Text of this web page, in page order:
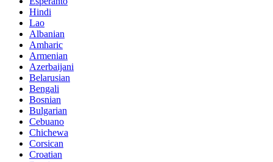
Hindi
Lao
Albanian
Amharic
Armenian
Azerbaijani
Belarusian
Bengali
Bosnian
Bulgarian
Cebuano
Chichewa
Corsican
Croatian